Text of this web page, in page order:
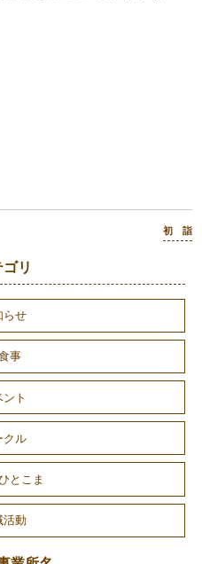
初 詣
ゴリ
らせ
事
ント
クル
とこま
活動